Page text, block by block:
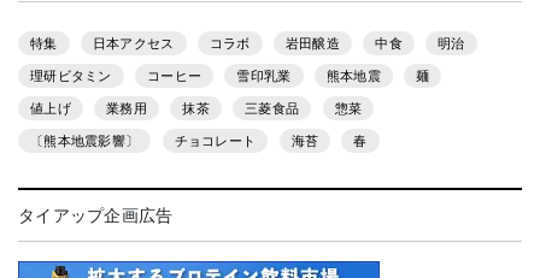
特集 日本アクセス コラボ 岩田醸造 中食 明治
理研ビタミン コーヒー 雪印乳業 熊本地震 麺
値上げ 業務用 抹茶 三菱食品 惣菜
〔熊本地震影響〕 チョコレート 海苔 春
タイアップ企画広告